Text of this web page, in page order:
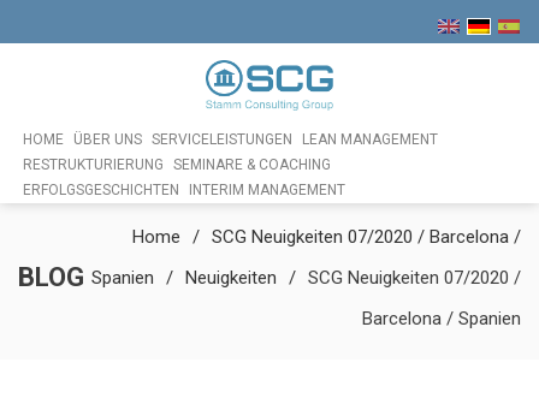
HOME ÜBER UNS SERVICELEISTUNGEN
LEAN MANAGEMENT
RESTRUKTURIERUNG
SEMINARE & COACHING
ERFOLGSGESCHICHTEN
INTERIM MANAGEMENT
BLOG
Home
SCG Neuigkeiten 07/2020 / Barcelona /
Spanien
Neuigkeiten
SCG Neuigkeiten 07/2020 /
Barcelona / Spanien